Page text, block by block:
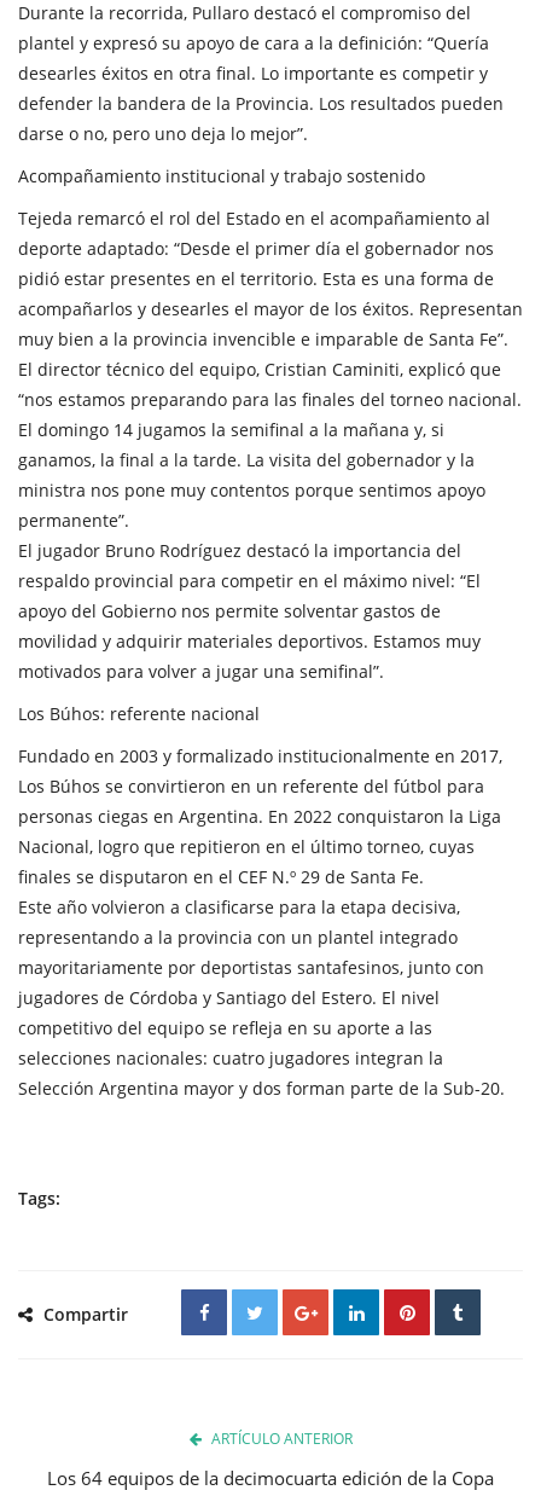
Durante la recorrida, Pullaro destacó el compromiso del
plantel y expresó su apoyo de cara a la definición: “Quería
desearles éxitos en otra final. Lo importante es competir y
defender la bandera de la Provincia. Los resultados pueden
darse o no, pero uno deja lo mejor”.
Acompañamiento institucional y trabajo sostenido
Tejeda remarcó el rol del Estado en el acompañamiento al
deporte adaptado: “Desde el primer día el gobernador nos
pidió estar presentes en el territorio. Esta es una forma de
acompañarlos y desearles el mayor de los éxitos. Representan
muy bien a la provincia invencible e imparable de Santa Fe”.
El director técnico del equipo, Cristian Caminiti, explicó que
“nos estamos preparando para las finales del torneo nacional.
El domingo 14 jugamos la semifinal a la mañana y, si
ganamos, la final a la tarde. La visita del gobernador y la
ministra nos pone muy contentos porque sentimos apoyo
permanente”.
El jugador Bruno Rodríguez destacó la importancia del
respaldo provincial para competir en el máximo nivel: “El
apoyo del Gobierno nos permite solventar gastos de
movilidad y adquirir materiales deportivos. Estamos muy
motivados para volver a jugar una semifinal”.
Los Búhos: referente nacional
Fundado en 2003 y formalizado institucionalmente en 2017,
Los Búhos se convirtieron en un referente del fútbol para
personas ciegas en Argentina. En 2022 conquistaron la Liga
Nacional, logro que repitieron en el último torneo, cuyas
finales se disputaron en el CEF N.º 29 de Santa Fe.
Este año volvieron a clasificarse para la etapa decisiva,
representando a la provincia con un plantel integrado
mayoritariamente por deportistas santafesinos, junto con
jugadores de Córdoba y Santiago del Estero. El nivel
competitivo del equipo se refleja en su aporte a las
selecciones nacionales: cuatro jugadores integran la
Selección Argentina mayor y dos forman parte de la Sub-20.
Tags:
Compartir
ARTÍCULO ANTERIOR
Los 64 equipos de la decimocuarta edición de la Copa